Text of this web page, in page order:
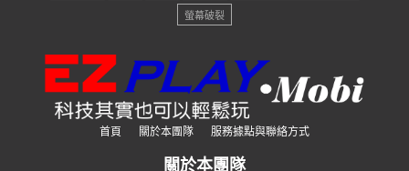
螢幕破裂
首頁 關於本團隊 服務據點與聯絡方式
關於本團隊